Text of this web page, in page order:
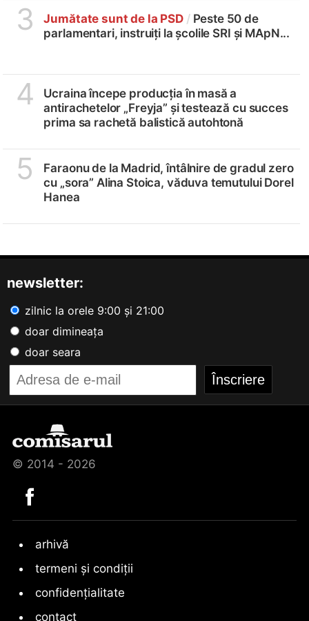
3 Jumătate sunt de la PSD / Peste 50 de
parlamentari, instruiți la școlile SRI și MApN...
4
Ucraina începe producția în masă a
antirachetelor „Freyja” și testează cu succes
prima sa rachetă balistică autohtonă
5
Faraonu de la Madrid, întâlnire de gradul zero
cu „sora” Alina Stoica, văduva temutului Dorel
Hanea
newsletter:
zilnic la orele 9:00 și 21:00
doar dimineața
doar seara
© 2014 - 2026
arhivă
termeni și condiții
confidențialitate
contact